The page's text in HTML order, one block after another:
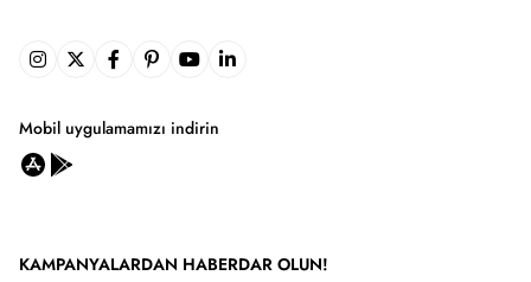
Mobil uygulamamızı indirin
KAMPANYALARDAN HABERDAR OLUN!